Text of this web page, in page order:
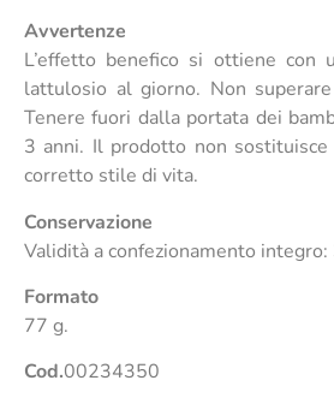
Avvertenze
L’effetto benefico si ottiene
lattulosio al giorno. Non
Tenere fuori dalla portata dei
3 anni. Il prodotto non
corretto stile di vita.
Conservazione
Validità a confezionamento
Formato
77 g.
Cod.00234350